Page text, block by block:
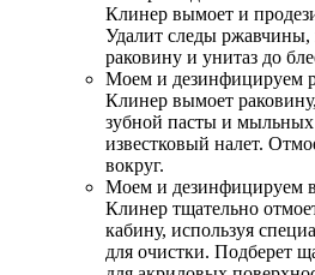
Клинер вымоет и
Удалит следы ржавчины,
раковину и унитаз до
Моем и дезинфицируем
Клинер вымоет
зубной пасты и мыльных
известковый налет.
вокруг.
Моем и дезинфицируем
Клинер тщательно
кабину, используя
для очистки. Подберет